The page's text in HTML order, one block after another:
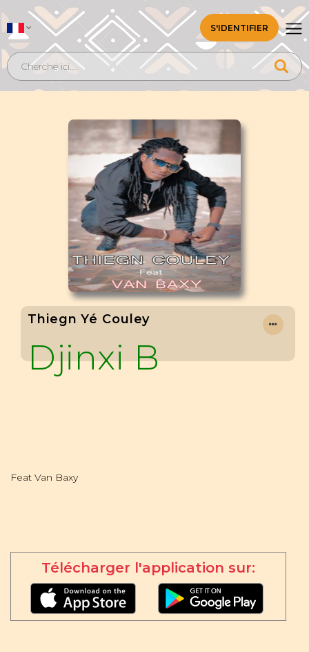
S'IDENTIFIER
Thiegn Yé Couley
Djinxi B
Feat Van Baxy
Télécharger l'application sur: